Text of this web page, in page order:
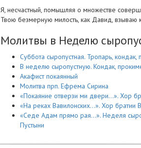
Я, несчастный, помышляя о множестве
Твою безмерную милость, как Давид, взываю
Молитвы в Неделю
Суббота сыропустная. Тропарь, кондак,
В неделю сыропустную. Кондак,
Акафист покаянный
Молитва прп. Ефрема Сирина
«Покаяние отверзи ми двери…». Хор
«На реках Вавилонских…». Хор братии
«Седе Адам прямо рая…». Неделя
Пустыни